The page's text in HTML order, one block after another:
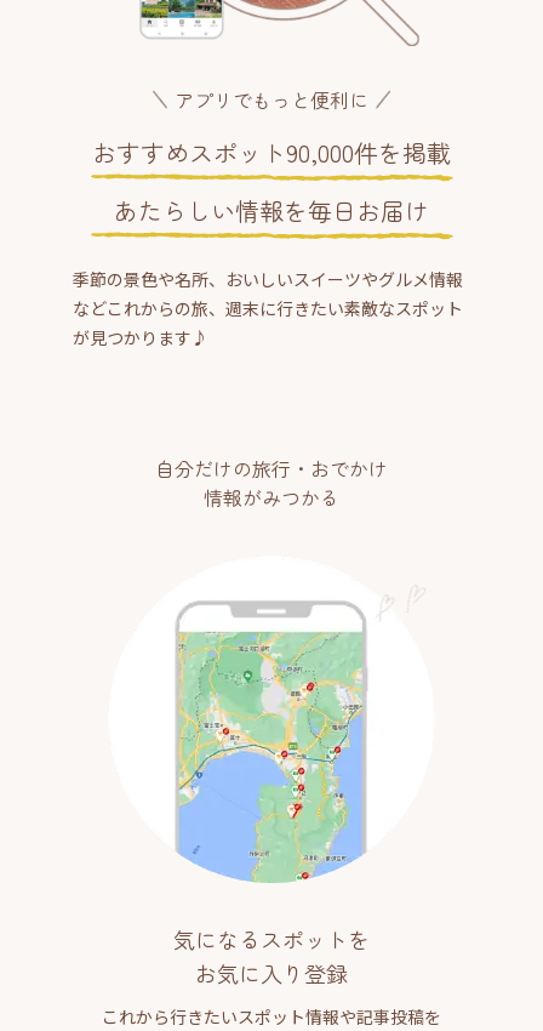
アプリでもっと便利に
おすすめスポット90,000件を掲載
あたらしい情報を毎日お届け
季節の景色や名所、おいしいスイーツやグルメ情報
などこれからの旅、週末に行きたい素敵なスポット
が見つかります♪
自分だけの旅行・おでかけ
情報がみつかる
気になるスポットを
お気に入り登録
これから行きたいスポット情報や記事投稿を